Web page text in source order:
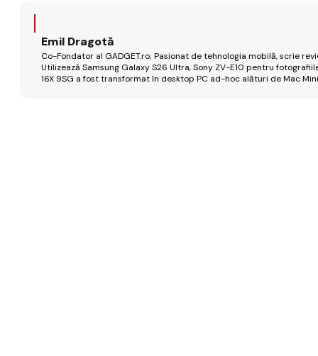
Emil Dragotă
Co-Fondator al GADGET.ro; Pasionat de tehnologia mobilă, scrie
Utilizează Samsung Galaxy S26 Ultra, Sony ZV-E10 pentru
16X 9SG a fost transformat în desktop PC ad-hoc alături de Mac